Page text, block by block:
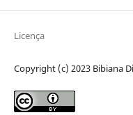
Licença
Copyright (c) 2023 Bibiana